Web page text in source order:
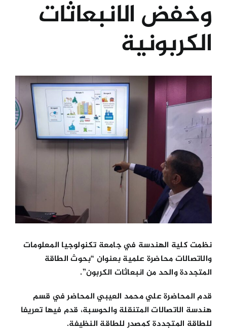
الخدمات
اتصل بنا
وخفض الانبعاثات
الكربونية
View
Larger
Image
نظمت كلية الهندسة في جامعة تكنولوجيا المعلومات
والاتصالات محاضرة علمية بعنوان “بحوث الطاقة
المتجددة والحد من انبعاثات الكربون”.
قدم المحاضرة علي محمد العيبي المحاضر في قسم
هندسة الاتصالات المتنقلة والحوسبة، قدم فيها تعريفا
للطاقة المتجددة كمصدر للطاقة النظيفة.